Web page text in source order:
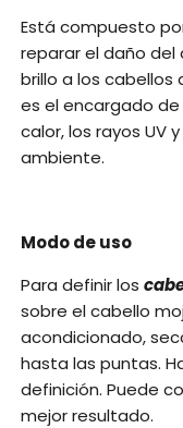
Está compuesto
reparar el daño
brillo a los
es el encargado
calor, los rayos UV
ambiente.
Modo de uso
Para definir los
sobre el cabello
acondicionado,
hasta las puntas.
definición. Puede
mejor resultado.